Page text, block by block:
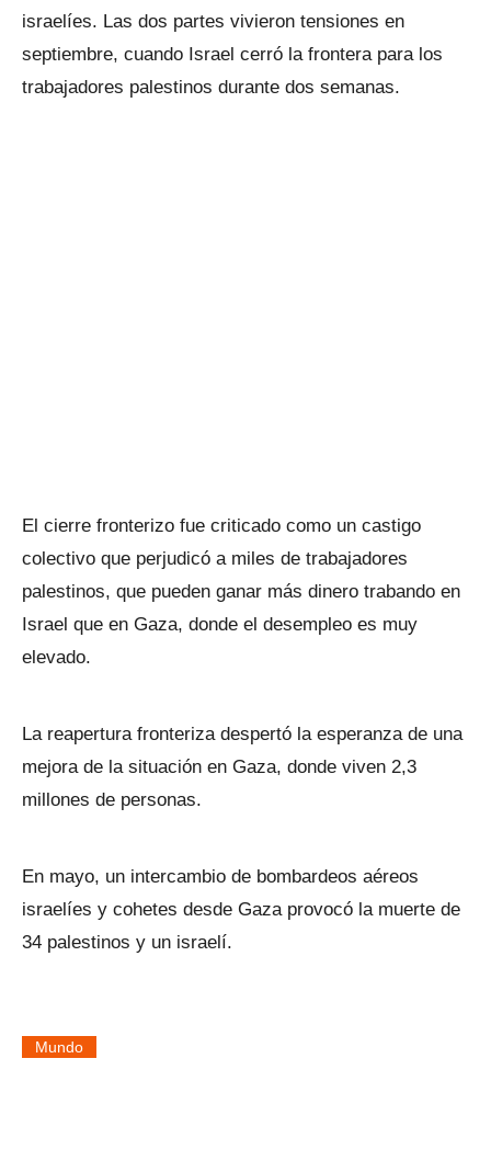
israelíes. Las dos partes vivieron tensiones en
septiembre, cuando Israel cerró la frontera para los
trabajadores palestinos durante dos semanas.
El cierre fronterizo fue criticado como un castigo
colectivo que perjudicó a miles de trabajadores
palestinos, que pueden ganar más dinero trabando en
Israel que en Gaza, donde el desempleo es muy
elevado.
La reapertura fronteriza despertó la esperanza de una
mejora de la situación en Gaza, donde viven 2,3
millones de personas.
En mayo, un intercambio de bombardeos aéreos
israelíes y cohetes desde Gaza provocó la muerte de
34 palestinos y un israelí.
Mundo